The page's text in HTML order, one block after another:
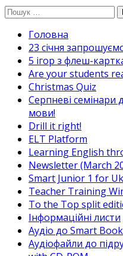
Перейти
вмісту
Пошук:
Головна
23 січня
5 ігор з флеш-
Are your students
Christmas Quiz
Cерпневі семінари
мови!
Drill it right!
ELT Platform
Learning English
Newsletter (March
Smart Junior 1 for
Teacher Training
To the Top split
Інформаційні листи
Аудіо до Smart
Аудіофайли до